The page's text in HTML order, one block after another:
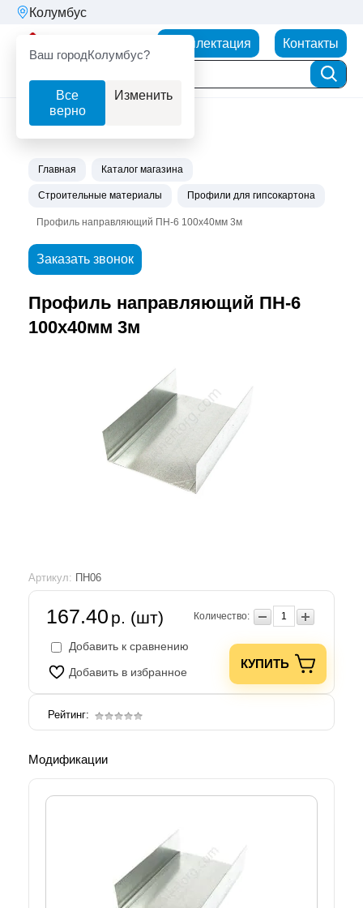
Колумбус
Ваш городКолумбус?
Все
верно
Изменить
Комплектация Контакты
Главная Каталог магазина
Строительные материалы Профили для гипсокартона
Профиль направляющий ПН-6 100х40мм 3м
Заказать звонок
Профиль направляющий ПН-6
100х40мм 3м
Артикул: ПН06
167.40 р. (шт) Количество:
Добавить к сравнению
Добавить в избранное
КУПИТЬ
Рейтинг:
Модификации